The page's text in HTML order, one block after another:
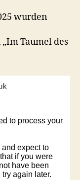
wurden
Taumel des